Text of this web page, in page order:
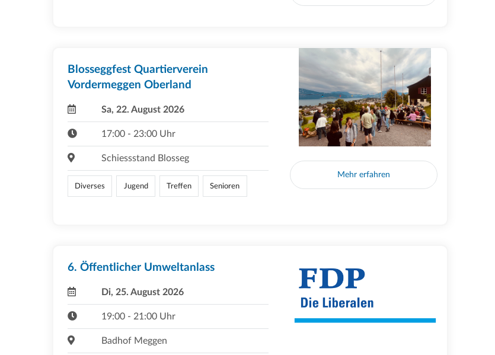
Blosseggfest Quartierverein
Vordermeggen Oberland
Sa, 22. August 2026
17:00 - 23:00 Uhr
Schiessstand Blosseg
Diverses Jugend Treffen Senioren
Mehr erfahren
6. Öffentlicher Umweltanlass
Di, 25. August 2026
19:00 - 21:00 Uhr
Badhof Meggen